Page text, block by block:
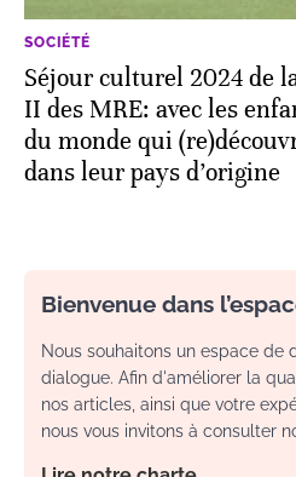
SOCIÉTÉ
Séjour culturel 2024 de
II des MRE: avec les
du monde qui
dans leur pays d’origine
Bienvenue dans
Nous souhaitons un espace de
dialogue. Afin d'améliorer la
nos articles, ainsi que votre
nous vous invitons à consulter